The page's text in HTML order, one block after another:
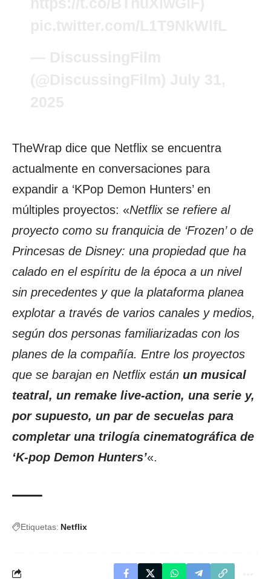
TheWrap dice que Netflix se encuentra
actualmente en conversaciones para
expandir a ‘KPop Demon Hunters’ en
múltiples proyectos: «Netflix se refiere al
proyecto como su franquicia de ‘Frozen’ o de
Princesas de Disney: una propiedad que ha
calado en el espíritu de la época a un nivel
sin precedentes y que la plataforma planea
explotar a través de varios canales y medios,
según dos personas familiarizadas con los
planes de la compañía. Entre los proyectos
que se barajan en Netflix están un musical
teatral, un remake live-action, una serie y,
por supuesto, un par de secuelas para
completar una trilogía cinematográfica de
‘K-pop Demon Hunters’«.
Etiquetas: Netflix